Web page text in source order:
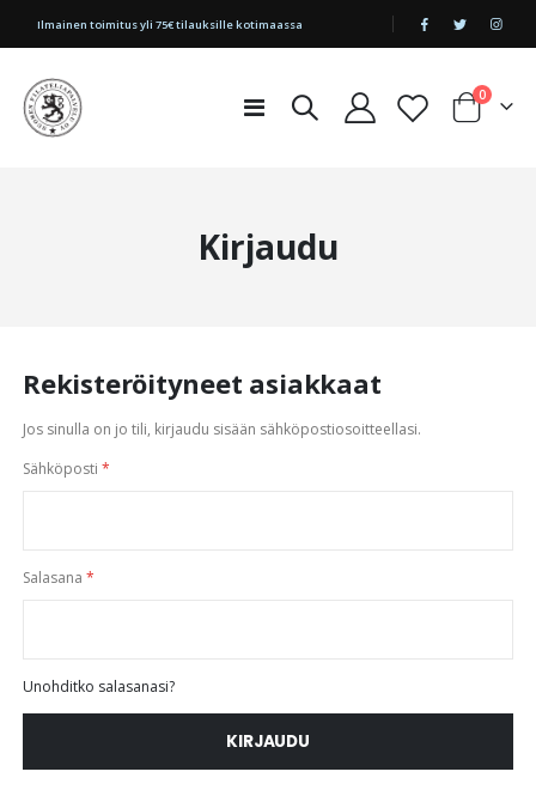
|
Ilmainen toimitus yli 75€ tilauksille kotimaassa
Toggle
Cart
0tuotetta
Kirjaudu
Rekisteröityneet asiakkaat
Jos sinulla on jo tili, kirjaudu sisään sähköpostiosoitteellasi.
Sähköposti
Salasana
Unohditko salasanasi?
KIRJAUDU